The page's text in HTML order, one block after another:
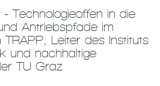
- Technologieoffen in die
Antriebspfade im
Leiter des Instituts
und nachhaltige
TU Graz